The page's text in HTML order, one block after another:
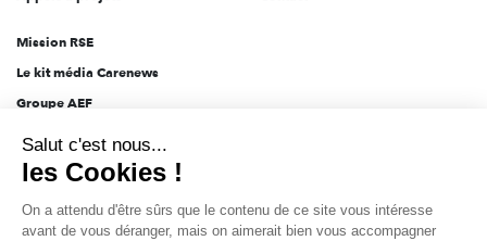
Mission RSE
Le kit média Carenews
Groupe AEF
Novethic
Inclusiv Day
Salut c'est nous...
les Cookies !
On a attendu d'être sûrs que le contenu de ce site vous intéresse
avant de vous déranger, mais on aimerait bien vous accompagner